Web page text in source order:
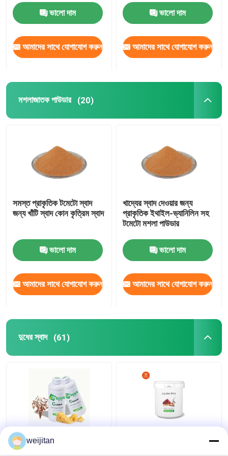
বেকারি স্বাদ
মশলাজাতক পাউডার
প্রাকৃতিক স্বাদ
ভালো দাম
আমাদের সাথে যোগাযোগ করুন
ভালো দাম
আমাদের সাথে যোগাযোগ করুন
মশলাজাতক পাউডার (20)
সমস্ত প্রাকৃতিক টমেটো স্বাদ
জন্য খাঁটি স্বাদ কোন কৃত্রিম স্বাদ
ভালো দাম
আমাদের সাথে যোগাযোগ করুন
খাদ্যের স্বাদ দেওয়ার জন্য
প্রাকৃতিক ইথাইল-ভ্যানিলিন সহ
টমেটো মশলা পাউডার
ভালো দাম
আমাদের সাথে যোগাযোগ করুন
দুধের স্বাদ (61)
আইসক্রিমের জন্য খাদ্য গ্রেড
তরল পনিরের ফ্লেভার ৯৯.৯%
weijitan